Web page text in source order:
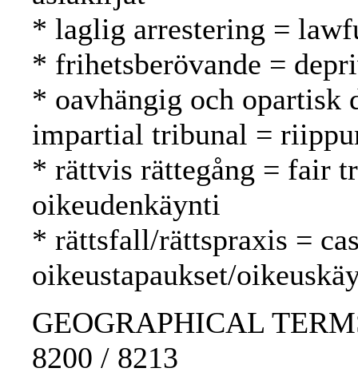
* laglig arrestering =
* frihetsberövande =
* oavhängig och opartisk
impartial tribunal =
* rättvis rättegång = fair
oikeudenkäynti
* rättsfall/rättspraxis =
oikeustapaukset/
GEOGRAPHICAL
8200 / 8213